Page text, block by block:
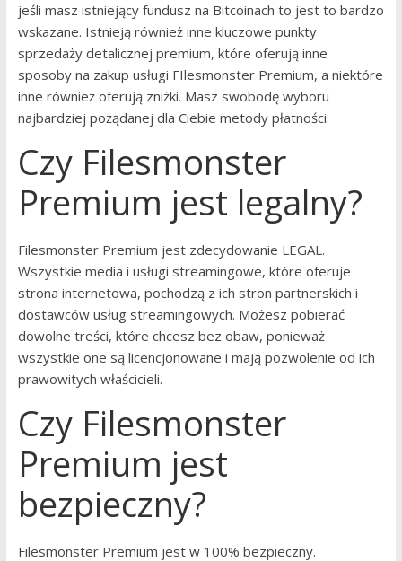
jeśli masz istniejący fundusz na Bitcoinach to jest to bardzo
wskazane. Istnieją również inne kluczowe punkty
sprzedaży detalicznej premium, które oferują inne
sposoby na zakup usługi FIlesmonster Premium, a niektóre
inne również oferują zniżki. Masz swobodę wyboru
najbardziej pożądanej dla Ciebie metody płatności.
Czy Filesmonster
Premium jest legalny?
Filesmonster Premium jest zdecydowanie LEGAL.
Wszystkie media i usługi streamingowe, które oferuje
strona internetowa, pochodzą z ich stron partnerskich i
dostawców usług streamingowych. Możesz pobierać
dowolne treści, które chcesz bez obaw, ponieważ
wszystkie one są licencjonowane i mają pozwolenie od ich
prawowitych właścicieli.
Czy Filesmonster
Premium jest
bezpieczny?
Filesmonster Premium jest w 100% bezpieczny.